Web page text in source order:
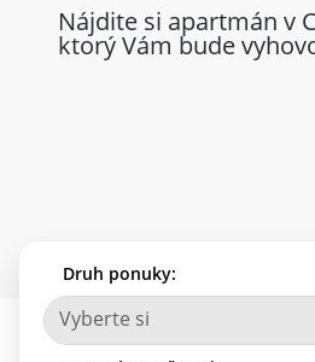
Nájdite si apartmán v
ktorý Vám bude
Nájdite si apartmán v
ktorý Vám bude
Nájdite si apartmán v
ktorý Vám bude
Druh ponuky:
Vyberte si